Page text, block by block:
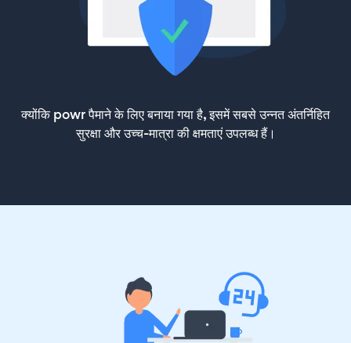
क्योंकि powr पैमाने के लिए बनाया गया है, इसमें सबसे उन्नत अंतर्निहित
सुरक्षा और उच्च-मात्रा की क्षमताएं उपलब्ध हैं।